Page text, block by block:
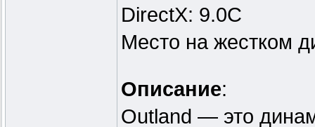
DirectX: 9.0C
Место на жестком
Описание:
Outland — это